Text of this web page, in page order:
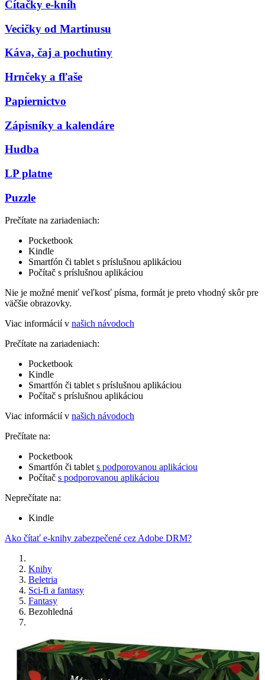
Čítačky e-kníh
Vecičky od Martinusu
Káva, čaj a pochutiny
Hrnčeky a fľaše
Papiernictvo
Zápisníky a kalendáre
Hudba
LP platne
Puzzle
Prečítate na zariadeniach:
Pocketbook
Kindle
Smartfón či tablet s príslušnou aplikáciou
Počítač s príslušnou aplikáciou
Nie je možné meniť veľkosť písma, formát je preto vhodný skôr pre
väčšie obrazovky.
Viac informácií v našich návodoch
Prečítate na zariadeniach:
Pocketbook
Kindle
Smartfón či tablet s príslušnou aplikáciou
Počítač s príslušnou aplikáciou
Viac informácií v našich návodoch
Prečítate na:
Pocketbook
Smartfón či tablet s podporovanou aplikáciou
Počítač s podporovanou aplikáciou
Neprečítate na:
Kindle
Ako čítať e-knihy zabezpečené cez Adobe DRM?
Knihy
Beletria
Sci-fi a fantasy
Fantasy
Bezohledná